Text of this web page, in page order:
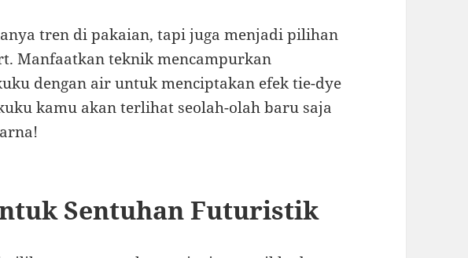
tren di pakaian, tapi juga menjadi pilihan
Manfaatkan teknik mencampurkan
dengan air untuk menciptakan efek tie-dye
kamu akan terlihat seolah-olah baru saja
Sentuhan Futuristik